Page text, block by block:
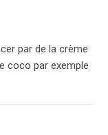
par de la crème
coco par exemple